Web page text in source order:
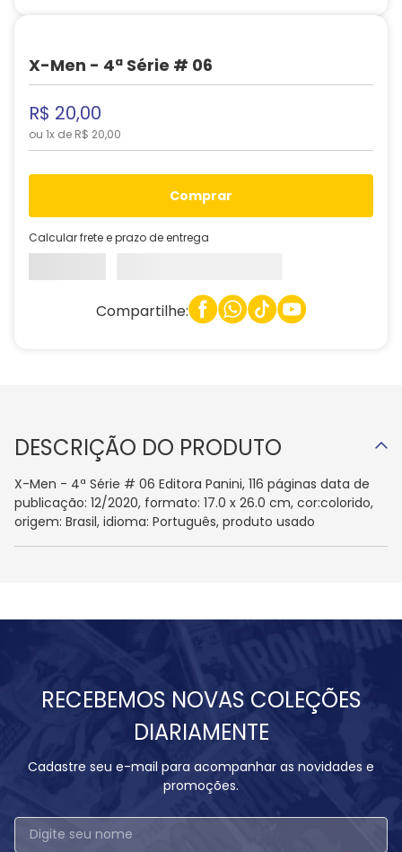
X-Men - 4ª Série # 06
R$ 20,00
ou 1x de R$ 20,00
comprar
Calcular frete e prazo de entrega
Compartilhe:
DESCRIÇÃO DO PRODUTO
X-Men - 4ª Série # 06 Editora Panini, 116 páginas data de
publicação: 12/2020, formato: 17.0 x 26.0 cm, cor:colorido,
origem: Brasil, idioma: Português, produto usado
RECEBEMOS NOVAS COLEÇÕES
DIARIAMENTE
Cadastre seu e-mail para acompanhar as novidades e
promoções.